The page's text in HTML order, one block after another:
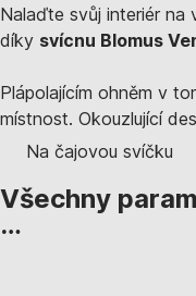
Nalaďte svůj interiér na
díky svícnu Blomus
Plápolajícím ohněm v
místnost. Okouzlující
Na čajovou svíčku
Všechny
…